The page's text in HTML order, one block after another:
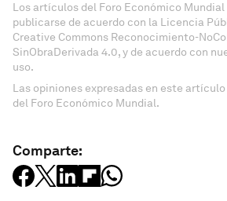
Los artículos del Foro Económico Mundial
publicarse de acuerdo con la Licencia
Creative Commons Reconocimiento-
SinObraDerivada 4.0, y de acuerdo con
uso.
Las opiniones expresadas en este
del Foro Económico Mundial.
Comparte: